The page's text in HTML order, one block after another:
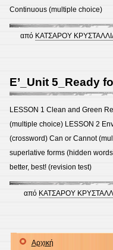
Continuous (multiple choice)
από ΚΑΤΣΑΡΟΥ
E’_Unit 5_Ready
LESSON 1 Clean and Green
(multiple choice) LESSON 2
(crossword) Can or Cannot
superlative forms (hidden
better, best! (revision test)
από ΚΑΤΣΑΡΟΥ
Αρχική